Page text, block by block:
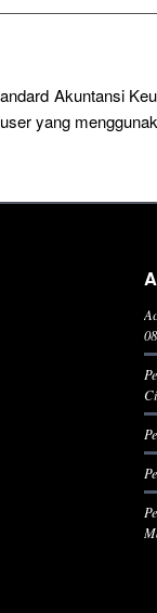
Akuntansi
yang